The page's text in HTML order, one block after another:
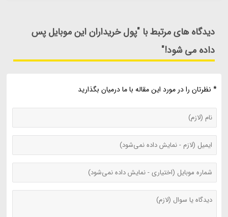
دیدگاه های مرتبط با "پول خریداران این موبایل پس
داده می شود!"
* نظرتان را در مورد این مقاله با ما درمیان بگذارید